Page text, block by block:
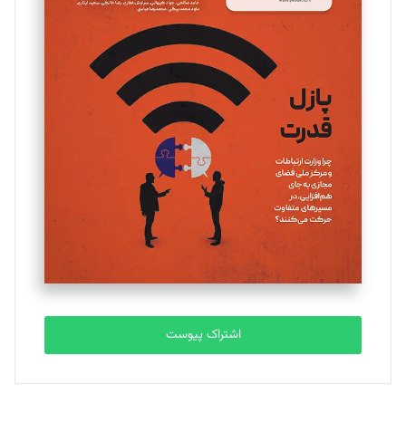
مینا پاکدل
یسنا امان‌پور
تحریریه
ملینا جعفری
تحریریه
مصطفی مسجدی آرانی
تحریریه
بابک نقاش
تحریریه
اشتراک پیوست